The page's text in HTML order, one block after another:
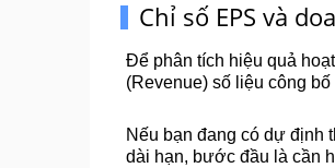
Chỉ số EPS và
Để phân tích hiệu quả
(Revenue) số liệu công
Nếu bạn đang có dự định
dài hạn, bước đầu là cần